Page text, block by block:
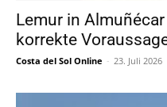
Lemur in
korrekte
Costa del Sol Online - 23. Juli 2026